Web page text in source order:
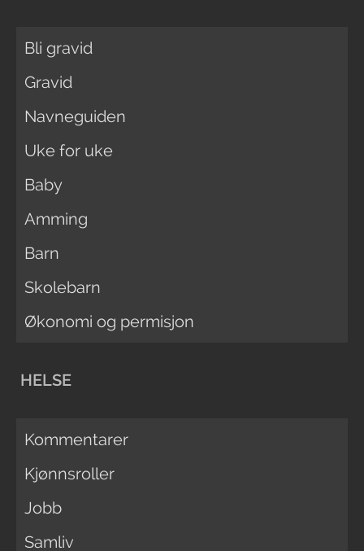
Bli gravid
Gravid
Navneguiden
Uke for uke
Baby
Amming
Barn
Skolebarn
Økonomi og permisjon
HELSE
Kommentarer
Kjønnsroller
Jobb
Samliv